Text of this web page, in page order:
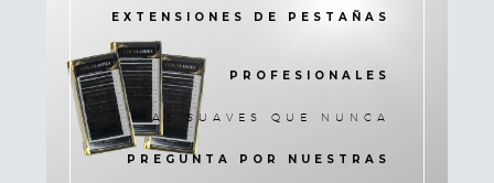
EXTENSIONES DE PESTAÑAS
PROFESIONALES
MAS SUAVES QUE NUNCA
PREGUNTA POR NUESTRAS